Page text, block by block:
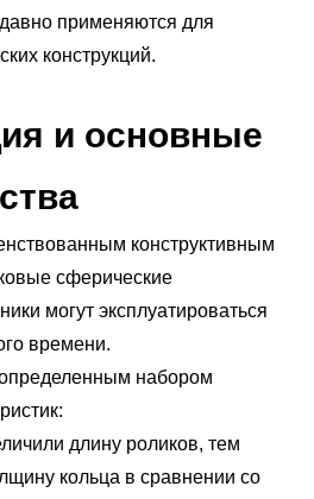
применяются для
конструкций.
и основные
конструктивным
сферические
могут эксплуатироваться
времени.
набором
длину роликов, тем
кольца в сравнении со